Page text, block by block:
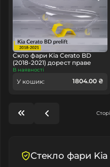
Скло фари Kia Cerato BD
(2018-2021) дорест праве
В наявності
У кошик: 1804.00 ₴
Стекло фари Kia